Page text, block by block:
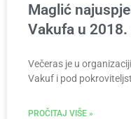
Maglić
Vakufa u
Večeras je u
Vakuf i pod
PROČITAJ VIŠE »